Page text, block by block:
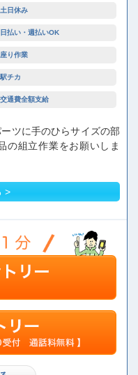
土日休み
日払い・週払いOK
座り作業
駅チカ
交通費全額支給
ツに手のひらサイズの部
の組立作業をお願いしま
>